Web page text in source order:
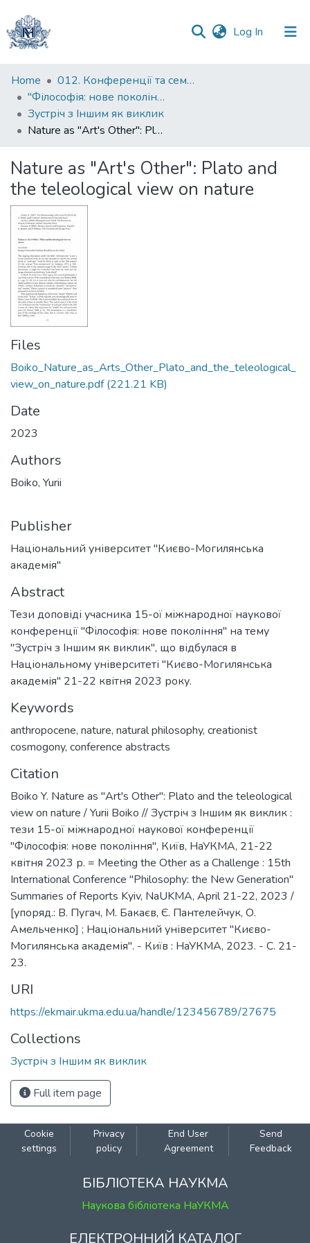
Log In (current)
Communities
&
Collections
Statistics
Home
012. Конференції та семінари НаУКМА
"Філософія: нове покоління" : міжнародна наукова конференція
Зустріч з Іншим як виклик
Nature as "Art's Other": Plato and the teleological view on nature
Nature as "Art's Other": Plato and
the teleological view on nature
Files
Boiko_Nature_as_Arts_Other_Plato_and_the_teleological_
view_on_nature.pdf(221.21 KB)
Date
2023
Authors
Boiko, Yurii
Publisher
Національний університет "Києво-Могилянська
академія"
Abstract
Тези доповіді учасника 15-ої міжнародної наукової
конференції "Філософія: нове покоління" на тему
"Зустріч з Іншим як виклик", що відбулася в
Національному університеті "Києво-Могилянська
академія" 21-22 квітня 2023 року.
Keywords
anthropocene, nature, natural philosophy, creationist
cosmogony, conference abstracts
Citation
Boiko Y. Nature as "Art's Other": Plato and the teleological
view on nature / Yurii Boiko // Зустріч з Іншим як виклик :
тези 15-ої міжнародної наукової конференції
"Філософія: нове покоління", Київ, НаУКМА, 21-22
квітня 2023 р. = Meeting the Other as a Challenge : 15th
International Conference "Philosophy: the New Generation"
Summaries of Reports Kyiv, NaUKMA, April 21-22, 2023 /
[упоряд.: В. Пугач, М. Бакаєв, Є. Пантелейчук, О.
Амельченко] ; Національний університет "Києво-
Могилянська академія". - Київ : НаУКМА, 2023. - С. 21-
23.
URI
https://ekmair.ukma.edu.ua/handle/123456789/27675
Collections
Зустріч з Іншим як виклик
Full item page
Cookie
settings
Privacy
policy
End User
Agreement
Send
Feedback
БІБЛІОТЕКА НАУКМА
Наукова бібліотека НаУКМА
ЕЛЕКТРОННИЙ КАТАЛОГ